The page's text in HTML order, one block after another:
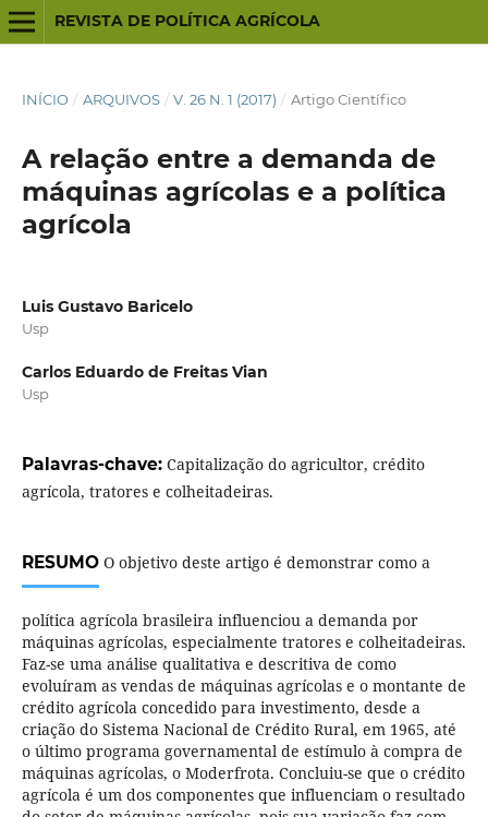
REVISTA DE POLÍTICA AGRÍCOLA
INÍCIO / ARQUIVOS / V. 26 N. 1 (2017) / Artigo Científico
A relação entre a demanda de
máquinas agrícolas e a política
agrícola
Luis Gustavo Baricelo
Usp
Carlos Eduardo de Freitas Vian
Usp
Palavras-chave: Capitalização do agricultor, crédito
agrícola, tratores e colheitadeiras.
RESUMOO objetivo deste artigo é demonstrar como a
política agrícola brasileira influenciou a demanda por
máquinas agrícolas, especialmente tratores e colheitadeiras.
Faz-se uma análise qualitativa e descritiva de como
evoluíram as vendas de máquinas agrícolas e o montante de
crédito agrícola concedido para investimento, desde a
criação do Sistema Nacional de Crédito Rural, em 1965, até
o último programa governamental de estímulo à compra de
máquinas agrícolas, o Moderfrota. Concluiu-se que o crédito
agrícola é um dos componentes que influenciam o resultado